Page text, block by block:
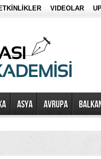
VIDEOLAR
ASYA AVRUPA